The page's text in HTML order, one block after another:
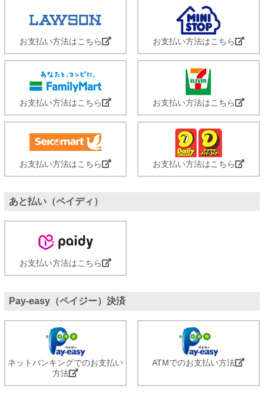
お支払い方法はこちら お支払い方法はこちら
お支払い方法はこちら お支払い方法はこちら
お支払い方法はこちら お支払い方法はこちら
あと払い（ペイディ）
お支払い方法はこちら
Pay-easy（ペイジー）決済
ネットバンキングでのお支払い
方法
ATMでのお支払い方法